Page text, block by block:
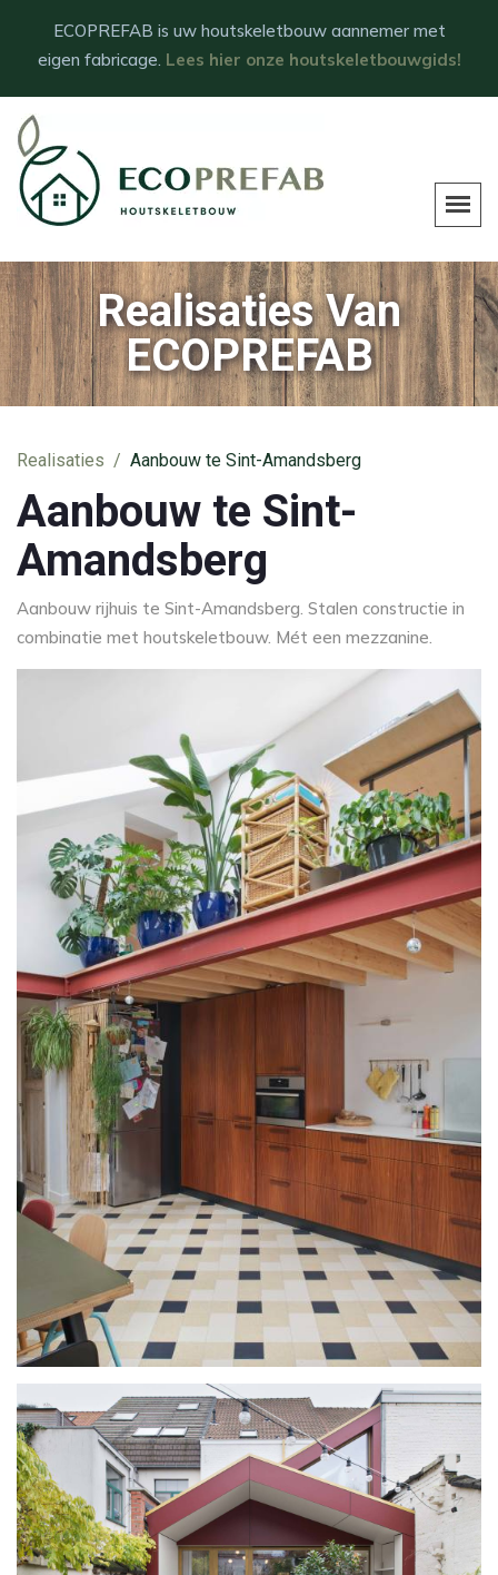
ECOPREFAB is uw houtskeletbouw aannemer met
eigen fabricage. Lees hier onze houtskeletbouwgids!
Realisaties Van
ECOPREFAB
Realisaties Aanbouw te Sint-Amandsberg
Aanbouw te Sint-
Amandsberg
Aanbouw rijhuis te Sint-Amandsberg. Stalen constructie in
combinatie met houtskeletbouw. Mét een mezzanine.